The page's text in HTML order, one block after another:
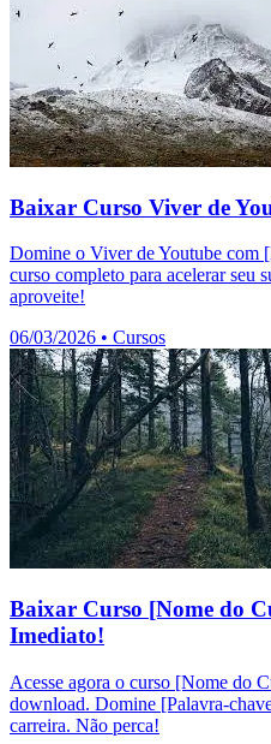
Baixar Curso Viver de
Domine o Viver de Youtube com
curso completo para acelerar seu
aproveite!
06/03/2026 • Cursos
Baixar Curso [Nome do
Imediato!
Acesse agora o curso [Nome do
download. Domine [Palavra-
carreira. Não perca!